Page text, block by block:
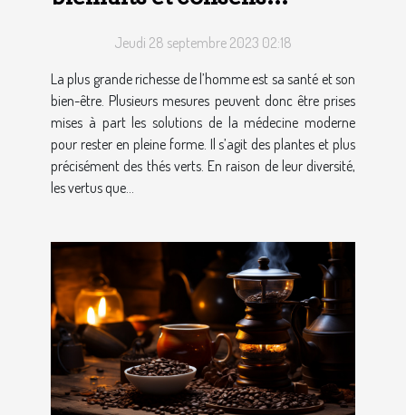
Jeudi 28 septembre 2023 02:18
La plus grande richesse de l’homme est sa santé et son
bien-être. Plusieurs mesures peuvent donc être prises
mises à part les solutions de la médecine moderne
pour rester en pleine forme. Il s’agit des plantes et plus
précisément des thés verts. En raison de leur diversité,
les vertus que...